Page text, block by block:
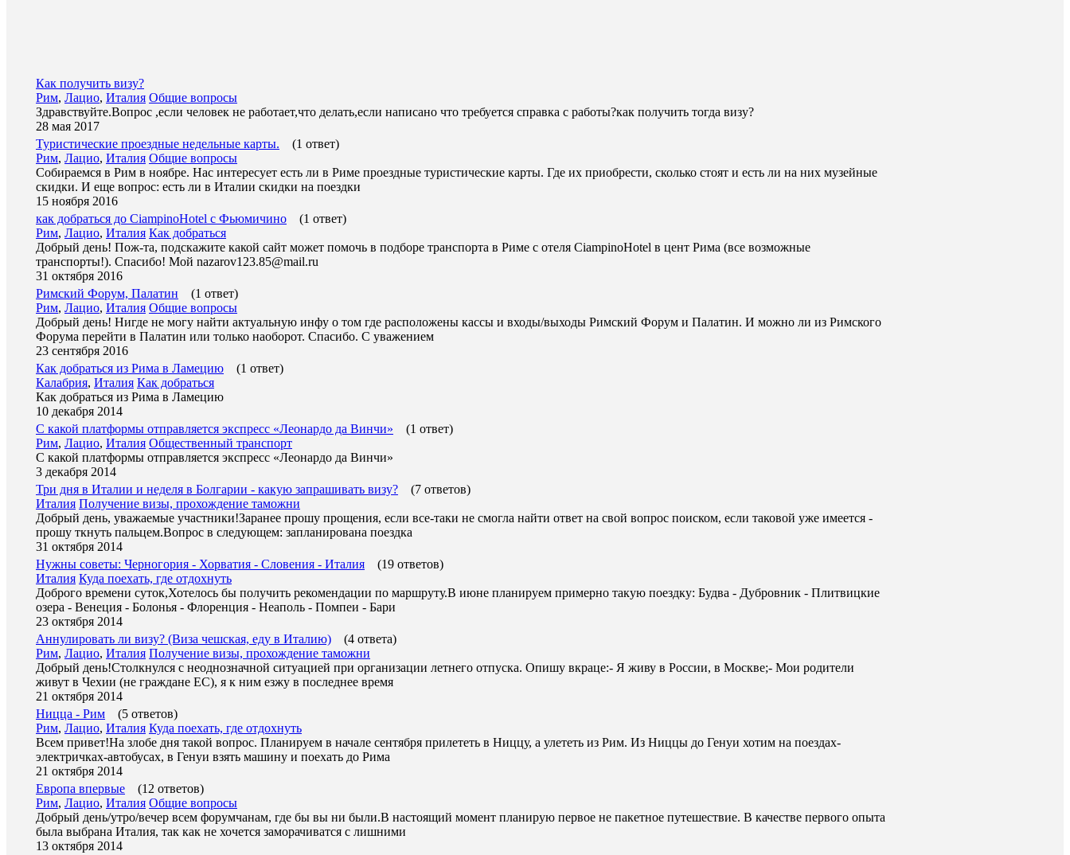
Как получить визу?
Рим, Лацио, Италия Общие вопросы
Здравствуйте.Вопрос ,если человек не работает,что делать,если написано что требуется справка с работы?как получить тогда визу?
28 мая 2017
Туристические проездные недельные карты.
(1 ответ)
Рим, Лацио, Италия Общие вопросы
Собираемся в Рим в ноябре. Нас интересует есть ли в Риме проездные туристические карты. Где их приобрести, сколько стоят и есть ли на них музейные
скидки. И еще вопрос: есть ли в Италии скидки на поездки
15 ноября 2016
как добраться до CiampinoHotel с Фьюмичино
(1 ответ)
Рим, Лацио, Италия Как добраться
Добрый день! Пож-та, подскажите какой сайт может помочь в подборе транспорта в Риме с отеля CiampinoHotel в цент Рима (все возможные
транспорты!). Спасибо! Мой nazarov123.85@mail.ru
31 октября 2016
Римский Форум, Палатин
(1 ответ)
Рим, Лацио, Италия Общие вопросы
Добрый день! Нигде не могу найти актуальную инфу о том где расположены кассы и входы/выходы Римский Форум и Палатин. И можно ли из Римского
Форума перейти в Палатин или только наоборот. Спасибо. С уважением
23 сентября 2016
Как добраться из Рима в Ламецию
(1 ответ)
Калабрия, Италия Как добраться
Как добраться из Рима в Ламецию
10 декабря 2014
С какой платформы отправляется экспресс «Леонардо да Винчи»
(1 ответ)
Рим, Лацио, Италия Общественный транспорт
С какой платформы отправляется экспресс «Леонардо да Винчи»
3 декабря 2014
Три дня в Италии и неделя в Болгарии - какую запрашивать визу?
(7 ответов)
Италия Получение визы, прохождение таможни
Добрый день, уважаемые участники!Заранее прошу прощения, если все-таки не смогла найти ответ на свой вопрос поиском, если таковой уже имеется -
прошу ткнуть пальцем.Вопрос в следующем: запланирована поездка
31 октября 2014
Нужны советы: Черногория - Хорватия - Словения - Италия
(19 ответов)
Италия Куда поехать, где отдохнуть
Доброго времени суток,Хотелось бы получить рекомендации по маршруту.В июне планируем примерно такую поездку: Будва - Дубровник - Плитвицкие
озера - Венеция - Болонья - Флоренция - Неаполь - Помпеи - Бари
23 октября 2014
Аннулировать ли визу? (Виза чешская, еду в Италию)
(4 ответа)
Рим, Лацио, Италия Получение визы, прохождение таможни
Добрый день!Столкнулся с неоднозначной ситуацией при организации летнего отпуска. Опишу вкраце:- Я живу в России, в Москве;- Мои родители
живут в Чехии (не граждане ЕС), я к ним езжу в последнее время
21 октября 2014
Ницца - Рим
(5 ответов)
Рим, Лацио, Италия Куда поехать, где отдохнуть
Всем привет!На злобе дня такой вопрос. Планируем в начале сентября прилететь в Ниццу, а улететь из Рим. Из Ниццы до Генуи хотим на поездах-
электричках-автобусах, в Генуи взять машину и поехать до Рима
21 октября 2014
Европа впервые
(12 ответов)
Рим, Лацио, Италия Общие вопросы
Добрый день/утро/вечер всем форумчанам, где бы вы ни были.В настоящий момент планирую первое не пакетное путешествие. В качестве первого опыта
была выбрана Италия, так как не хочется заморачиватся с лишними
13 октября 2014